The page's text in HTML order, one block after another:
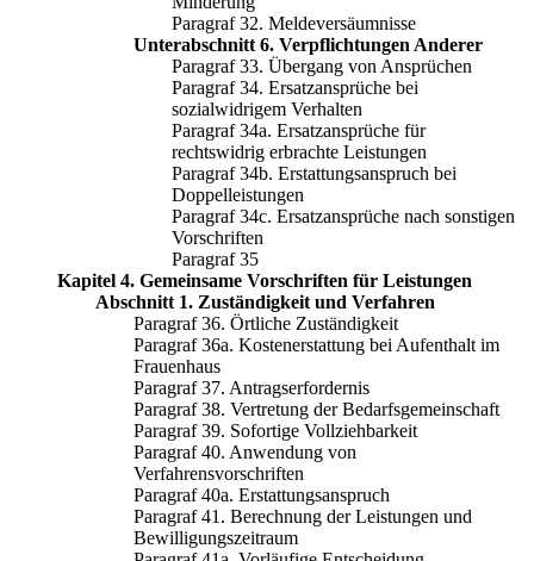
Paragraf 32. Meldeversäumnisse
Unterabschnitt 6. Verpflichtungen Anderer
Paragraf 33. Übergang von Ansprüchen
Paragraf 34. Ersatzansprüche bei
sozialwidrigem Verhalten
Paragraf 34a. Ersatzansprüche für
rechtswidrig erbrachte Leistungen
Paragraf 34b. Erstattungsanspruch bei
Doppelleistungen
Paragraf 34c. Ersatzansprüche nach sonstigen
Vorschriften
Paragraf 35
Kapitel 4. Gemeinsame Vorschriften für Leistungen
Abschnitt 1. Zuständigkeit und Verfahren
Paragraf 36. Örtliche Zuständigkeit
Paragraf 36a. Kostenerstattung bei Aufenthalt im
Frauenhaus
Paragraf 37. Antragserfordernis
Paragraf 38. Vertretung der Bedarfsgemeinschaft
Paragraf 39. Sofortige Vollziehbarkeit
Paragraf 40. Anwendung von
Verfahrensvorschriften
Paragraf 40a. Erstattungsanspruch
Paragraf 41. Berechnung der Leistungen und
Bewilligungszeitraum